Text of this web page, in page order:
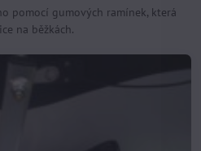
pomocí gumových ramínek, která
na běžkách.